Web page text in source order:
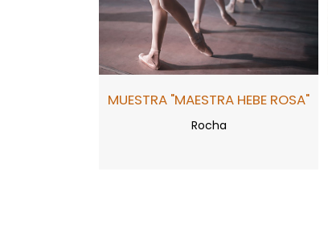
MUESTRA "MAESTRA HEBE ROSA"
Rocha